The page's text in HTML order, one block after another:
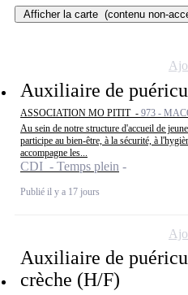
Afficher la carte (contenu non-
Auxiliaire de
ASSOCIATION MO PITIT - 973 -
Au sein de notre structure d'accueil de
participe au bien-être, à la sécurité, à
accompagne les...
CDI - Temps plein
Publié il y a 17 jours
Auxiliaire de
crèche (H/F)